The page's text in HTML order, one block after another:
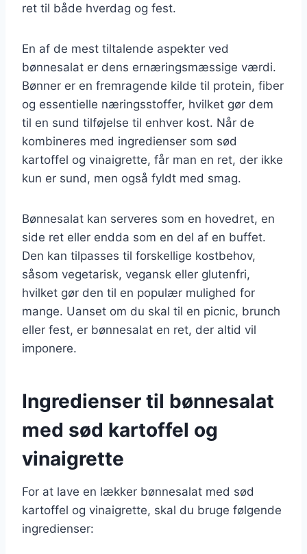
ret til både hverdag og fest.
En af de mest tiltalende aspekter ved
bønnesalat er dens ernæringsmæssige værdi.
Bønner er en fremragende kilde til protein, fiber
og essentielle næringsstoffer, hvilket gør dem
til en sund tilføjelse til enhver kost. Når de
kombineres med ingredienser som sød
kartoffel og vinaigrette, får man en ret, der ikke
kun er sund, men også fyldt med smag.
Bønnesalat kan serveres som en hovedret, en
side ret eller endda som en del af en buffet.
Den kan tilpasses til forskellige kostbehov,
såsom vegetarisk, vegansk eller glutenfri,
hvilket gør den til en populær mulighed for
mange. Uanset om du skal til en picnic, brunch
eller fest, er bønnesalat en ret, der altid vil
imponere.
Ingredienser til bønnesalat
med sød kartoffel og
vinaigrette
For at lave en lækker bønnesalat med sød
kartoffel og vinaigrette, skal du bruge følgende
ingredienser: